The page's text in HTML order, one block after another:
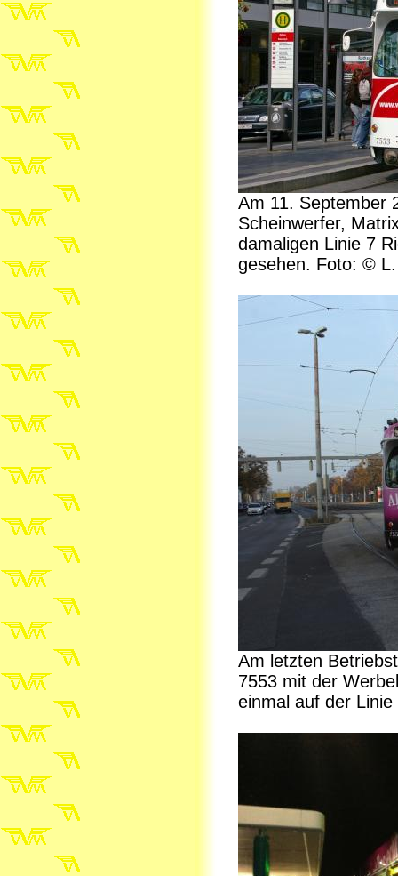
Am 11. September
Scheinwerfer,
damaligen Linie 7
gesehen. Foto: ©
Am letzten
7553 mit der
einmal auf der